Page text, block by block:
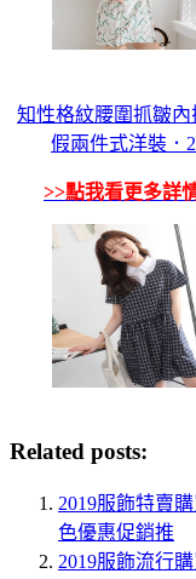
知性格紋腰圍抓皺內
假兩件式洋裝．
>>點我看更多詳
Related posts:
2019服飾特賣
色優惠促銷推
2019服飾流行